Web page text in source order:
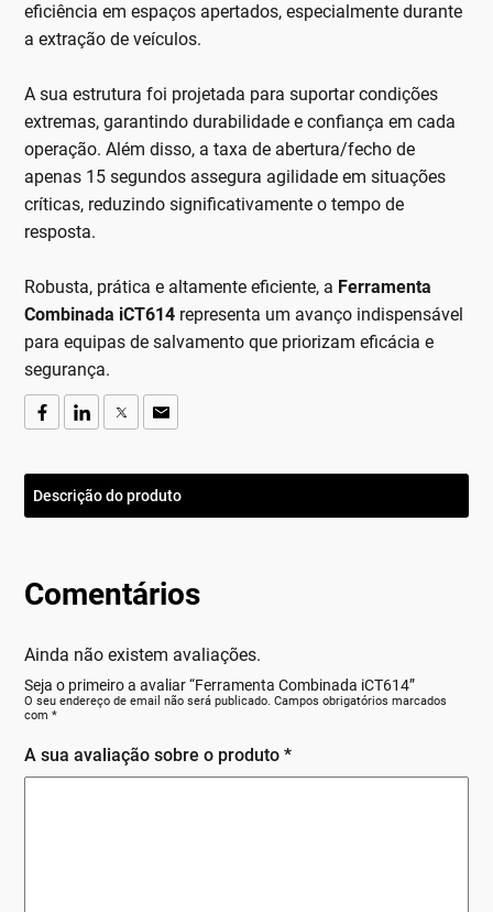
eficiência em espaços apertados, especialmente durante
a extração de veículos.
A sua estrutura foi projetada para suportar condições
extremas, garantindo durabilidade e confiança em cada
operação. Além disso, a taxa de abertura/fecho de
apenas 15 segundos assegura agilidade em situações
críticas, reduzindo significativamente o tempo de
resposta.
Robusta, prática e altamente eficiente, a Ferramenta
Combinada iCT614 representa um avanço indispensável
para equipas de salvamento que priorizam eficácia e
segurança.
Descrição do produto
Comentários
Ainda não existem avaliações.
Seja o primeiro a avaliar “Ferramenta Combinada iCT614”
O seu endereço de email não será publicado. Campos obrigatórios marcados
com*
A sua avaliação sobre o produto*